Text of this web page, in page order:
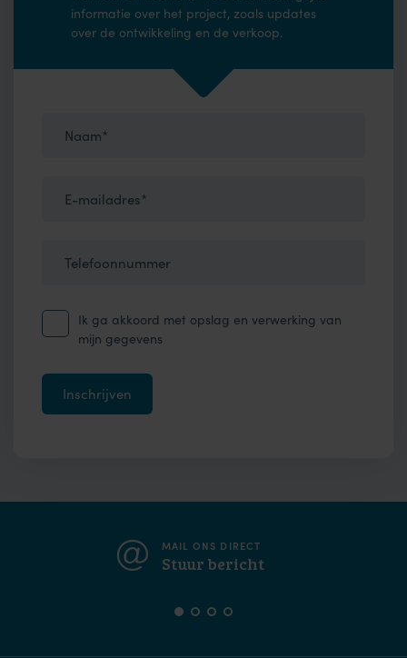
informatie over het project, zoals updates
over de ontwikkeling en de verkoop.
Naam*
E-mailadres*
Telefoonnummer
Ik ga akkoord met opslag en verwerking van
mijn gegevens
MAIL ONS DIRECT
Stuur bericht